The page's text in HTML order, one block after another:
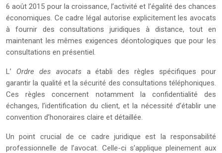
6 août 2015 pour la croissance, l’activité et l’égalité des chances
économiques. Ce cadre légal autorise explicitement les avocats
à fournir des consultations juridiques à distance, tout en
maintenant les mêmes exigences déontologiques que pour les
consultations en présentiel.
L’ Ordre des avocats a établi des règles spécifiques pour
garantir la qualité et la sécurité des consultations téléphoniques.
Ces règles concernent notamment la confidentialité des
échanges, l’identification du client, et la nécessité d’établir une
convention d’honoraires claire et détaillée.
Un point crucial de ce cadre juridique est la responsabilité
professionnelle de l’avocat. Celle-ci s’applique pleinement aux